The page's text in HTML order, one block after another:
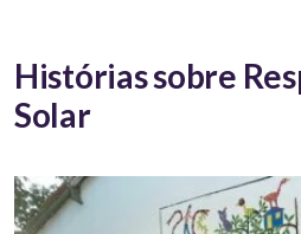
Histórias sobre
Solar